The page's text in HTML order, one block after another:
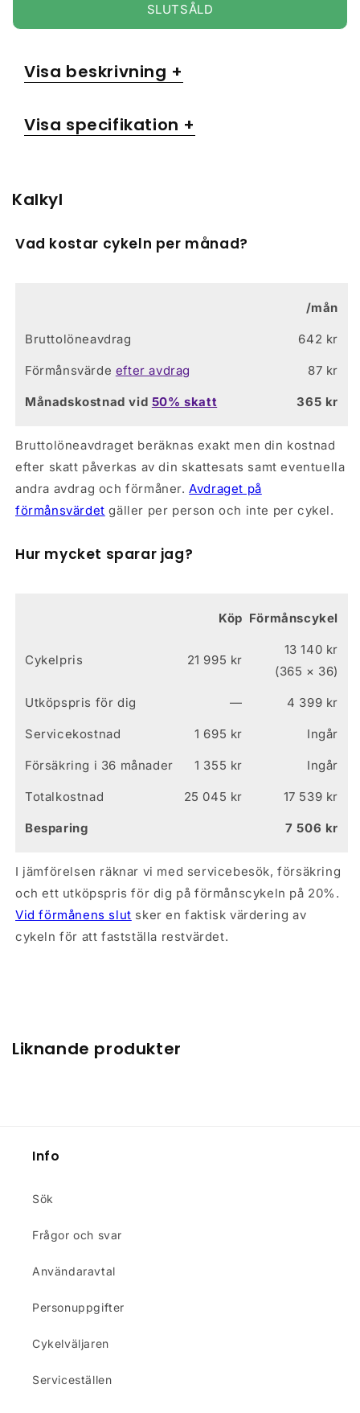
SLUTSÅLD
Visa beskrivning +
Visa specifikation +
Ramset
Ram
Aluminium
Kalkyl
Vad kostar cykeln per månad?
/mån
Bruttolöneavdrag 642 kr
Förmånsvärde efter avdrag 87 kr
Månadskostnad vid 50% skatt 365 kr
Bruttolöneavdraget beräknas exakt men din kostnad
efter skatt påverkas av din skattesats samt eventuella
andra avdrag och förmåner.Avdraget på
förmånsvärdet gäller per person och inte per cykel.
Hur mycket sparar jag?
Köp Förmånscykel
Cykelpris 21 995 kr
13 140 kr
(365 × 36)
Utköpspris för dig — 4 399 kr
Servicekostnad 1 695 kr Ingår
Försäkring i 36 månader 1 355 kr Ingår
Totalkostnad 25 045 kr 17 539 kr
Besparing 7 506 kr
I jämförelsen räknar vi med servicebesök, försäkring
och ett utköpspris för dig på förmånscykeln på 20%.
Vid förmånens slut sker en faktisk värdering av
cykeln för att fastställa restvärdet.
Liknande produkter
Info
Sök
Frågor och svar
Användaravtal
Personuppgifter
Cykelväljaren
Serviceställen